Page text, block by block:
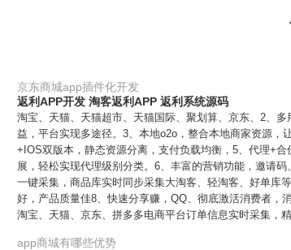
京东商城app插件化开发
返利APP开发 淘客返利APP 返利系统源码
淘宝、天猫、天猫超市、天猫国际、聚划算、京东、2、
益，平台实现多途径。3、本地o2o，整合本地商家资源
+IOS双版本，静态资源分离，支付负载均衡，5、代理+
展，轻松实现代理级别分类。6、丰富的营销功能，邀请
一键采集，商品库实时同步采集大淘客、轻淘客、好单库
好，产品质量佳8、快速分享赚，QQ、彻底激活消费者，
淘宝、天猫、京东、拼多多电商平台订单信息实时采集，
app商城有哪些优势